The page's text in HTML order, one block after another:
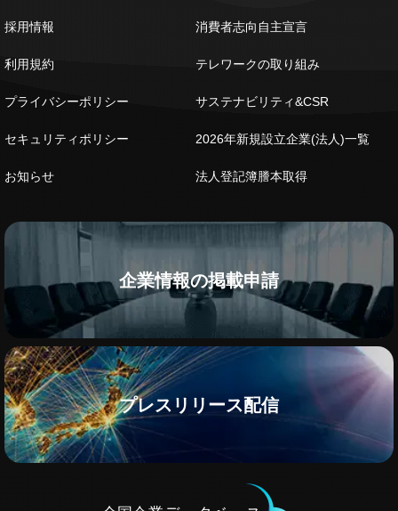
採用情報
利用規約
プライバシーポリシー
セキュリティポリシー
お知らせ
消費者志向自主宣言
テレワークの取り組み
サステナビリティ&CSR
2026年新規設立企業(法人)一覧
法人登記簿謄本取得
企業情報の掲載申請
プレスリリース配信